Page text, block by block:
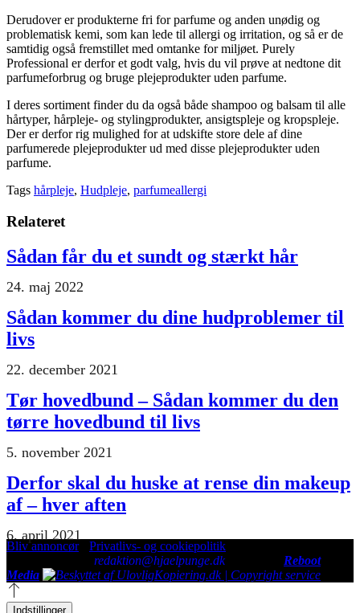
Derudover er produkterne fri for parfume og anden unødig og
problematisk kemi, som kan lede til allergi og irritation, og så er de
samtidig også fremstillet med omtanke for miljøet. Purely
Professional er derfor et godt valg, hvis du vil prøve at nedtone dit
parfumeforbrug og bruge plejeprodukter uden parfume.
I deres sortiment finder du da også både shampoo og balsam til alle
hårtyper, hårpleje- og stylingprodukter, ansigtspleje og kropspleje.
Der er derfor rig mulighed for at udskifte store dele af dine
parfumerede plejeprodukter ud med disse plejeprodukter uden
parfume.
Tags hårpleje, Hudpleje, parfumeallergi
Relateret
Sådan får du et sundt og stærkt hår
24. maj 2022
Sådan kommer du dine hudproblemer til
livs
22. december 2021
Tør hovedbund – Sådan kommer du den
tørre hovedbund til livs
5. november 2021
Derfor skal du huske at rense din makeup
af – hver aften
6. april 2021
Bliv annoncør- Privatlivs- og cookiepolitik
redaktion@hjaelpunge.dk| En del af Reboot
Media
Indstillinger